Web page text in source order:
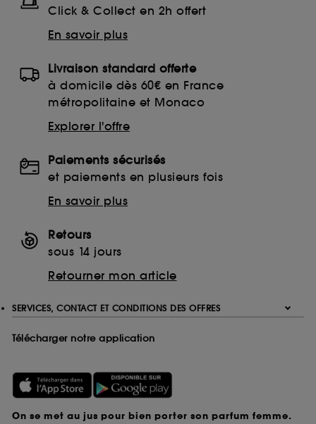
Click & Collect en 2h offert
En savoir plus
Livraison standard offerte
à domicile dès 60€ en France
métropolitaine et Monaco
Explorer l'offre
Paiements sécurisés
et paiements en plusieurs fois
En savoir plus
Retours
sous 14 jours
Retourner mon article
SERVICES, CONTACT ET CONDITIONS DES OFFRES
Télécharger notre application
On se met au jus pour bien porter son parfum femme.